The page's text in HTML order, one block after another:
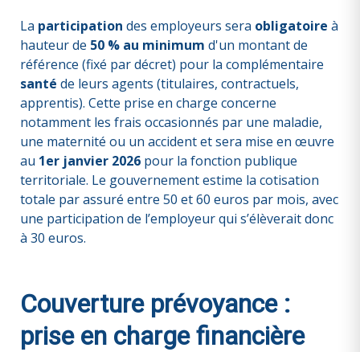
La participation des employeurs sera obligatoire à
hauteur de 50 % au minimum d'un montant de
référence (fixé par décret) pour la complémentaire
santé de leurs agents (titulaires, contractuels,
apprentis). Cette prise en charge concerne
notamment les frais occasionnés par une maladie,
une maternité ou un accident et sera mise en œuvre
au 1er janvier 2026 pour la fonction publique
territoriale. Le gouvernement estime la cotisation
totale par assuré entre 50 et 60 euros par mois, avec
une participation de l’employeur qui s’élèverait donc
à 30 euros.
Couverture prévoyance :
prise en charge financière